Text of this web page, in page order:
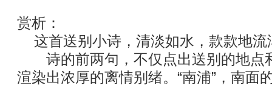
赏析：
这首送别小诗，清淡如水，款款地流
诗的前两句，不仅点出送别的地点
渲染出浓厚的离情别绪。“南浦”，南面